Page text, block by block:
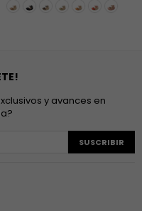
y avances en
SUSCRIBIR